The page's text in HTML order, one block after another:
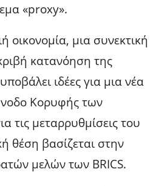
«proxy».
οικονομία, μια συνεκτική
κατανόηση της
ιδέες για μια νέα
Κορυφής των
τις μεταρρυθμίσεις του
θέση βασίζεται στην
μελών των BRICS.